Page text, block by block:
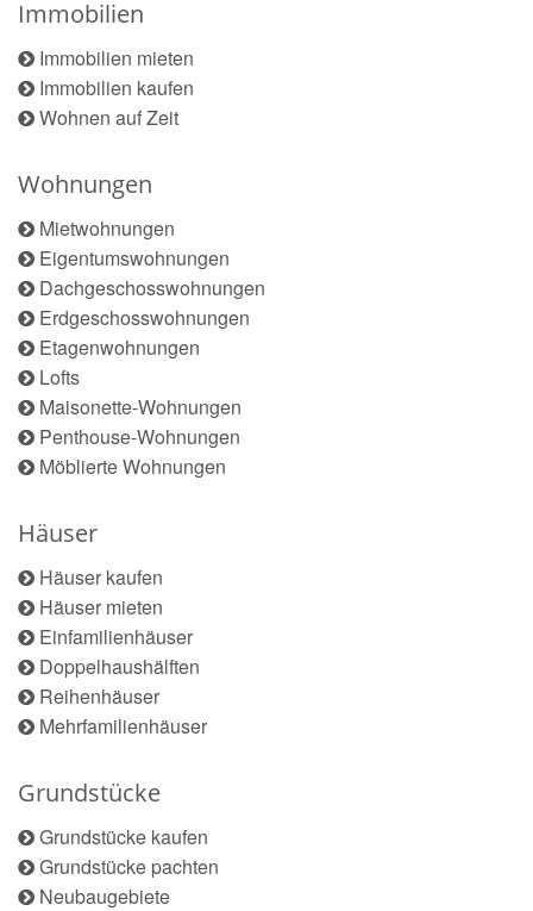
Immobilien
Immobilien mieten
Immobilien kaufen
Wohnen auf Zeit
Wohnungen
Mietwohnungen
Eigentumswohnungen
Dachgeschosswohnungen
Erdgeschosswohnungen
Etagenwohnungen
Lofts
Maisonette-Wohnungen
Penthouse-Wohnungen
Möblierte Wohnungen
Häuser
Häuser kaufen
Häuser mieten
Einfamilienhäuser
Doppelhaushälften
Reihenhäuser
Mehrfamilienhäuser
Grundstücke
Grundstücke kaufen
Grundstücke pachten
Neubaugebiete